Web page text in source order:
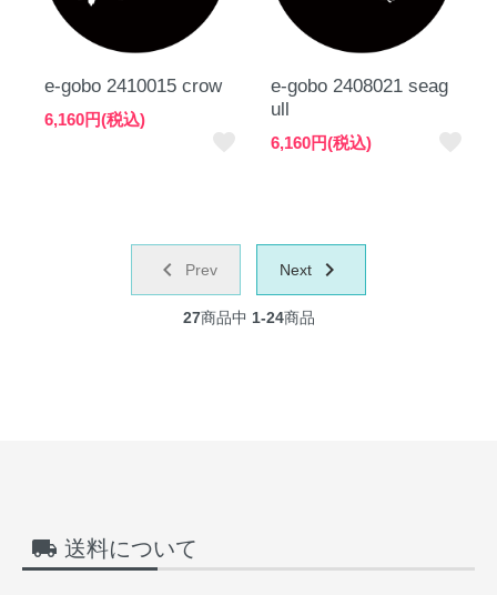
e-gobo 2410015 crow
6,160円(税込)
e-gobo 2408021 seag
ull
6,160円(税込)
chevron_left Prev Next navigate_next
27商品中 1-24商品
local_shipping 送料について